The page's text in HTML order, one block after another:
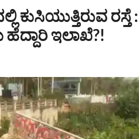
ಕುಸಿಯುತ್ತಿರುವ ರಸ್ತೆ :
ಇಲಾಖೆ?!